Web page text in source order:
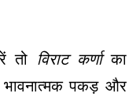
तो विराट कर्णाका
पकड़ और